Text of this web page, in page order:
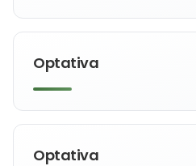
Optativa
Optativa